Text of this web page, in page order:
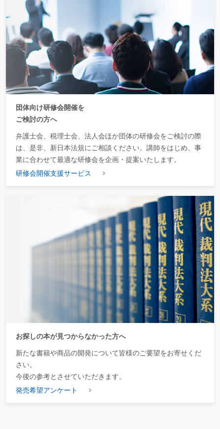
団体向け研修会開催を
ご検討の方へ
弁護士会、税理士会、法人会ほか団体の研修会をご検討の際
は、是非、新日本法規にご相談ください。講師をはじめ、事
業に合わせて最適な研修会を企画・提案いたします。
研修会開催支援サービス
お探しの本が見つからなかった方へ
新たな書籍や商品の開発について皆様のご要望をお寄せくだ
さい。
今後の参考とさせていただきます。
発売希望アンケート